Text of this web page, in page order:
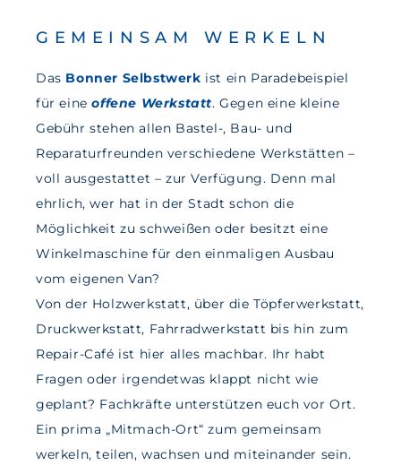
GEMEINSAM WERKELN
Das Bonner Selbstwerk ist ein Paradebeispiel
für eineoffene Werkstatt. Gegen eine kleine
Gebühr stehen allen Bastel-, Bau- und
Reparaturfreunden verschiedene Werkstätten –
voll ausgestattet – zur Verfügung. Denn mal
ehrlich, wer hat in der Stadt schon die
Möglichkeit zu schweißen oder besitzt eine
Winkelmaschine für den einmaligen Ausbau
vom eigenen Van?
Von der Holzwerkstatt, über die Töpferwerkstatt,
Druckwerkstatt, Fahrradwerkstatt bis hin zum
Repair-Café ist hier alles machbar. Ihr habt
Fragen oder irgendetwas klappt nicht wie
geplant? Fachkräfte unterstützen euch vor Ort.
Ein prima „Mitmach-Ort“ zum gemeinsam
werkeln, teilen, wachsen und miteinander sein.